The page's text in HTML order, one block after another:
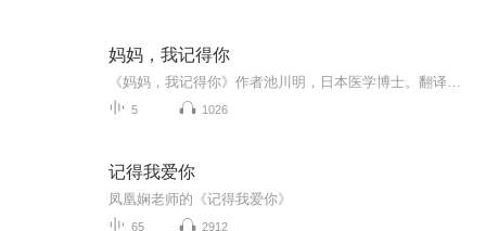
妈妈，我记得你
5 1026
记得我爱你
凤凰娴老师的《记得我爱你》
65 2912